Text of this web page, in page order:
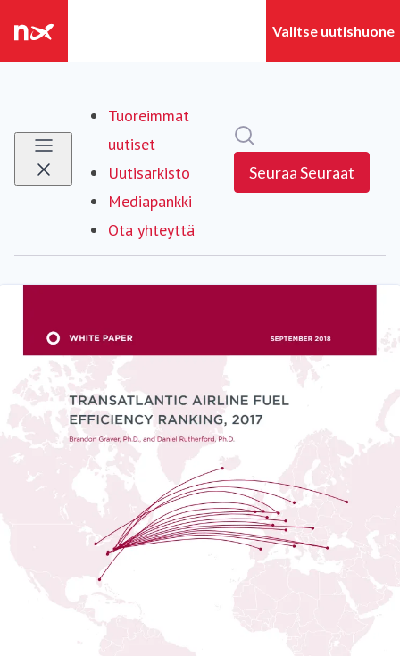
Tuoreimmat
uutiset
Uutisarkisto
Mediapankki
Ota yhteyttä
SeuraaSeuraat